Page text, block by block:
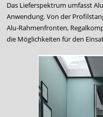
Das Lieferspektrum umfasst
Anwendung. Von der
Alu-Rahmenfronten,
die Möglichkeiten für den